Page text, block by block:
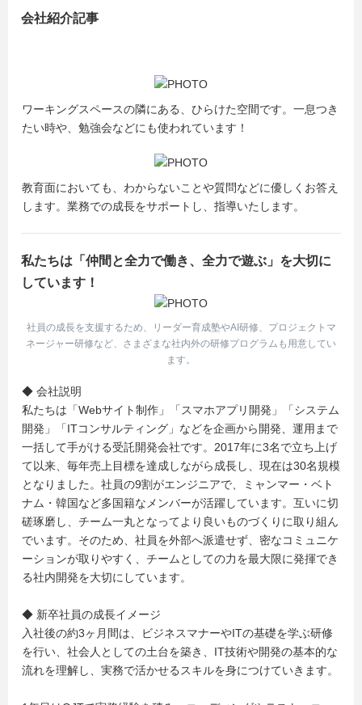
↓
(3) エントリーシート提出
(4) 一次面接
(6) 内定
一次面接を通過された場合、最終面接当日までに
す）
ーーーーーーーーーーーーーーーーーーーーーーーーーー
ーーーーーーーー
● 株式会社やどかり 公式Webサイト
やどかりに興味を持ってくれた方は、こちらをチェック！
↓
https://www.yadokari.tv/
会社紹介記事
ワーキングスペースの隣にある、ひらけた空間です。一息つき
たい時や、勉強会などにも使われています！
教育面においても、わからないことや質問などに優しくお答え
します。業務での成長をサポートし、指導いたします。
私たちは「仲間と全力で働き、全力で遊ぶ」を大切に
しています！
社員の成長を支援するため、リーダー育成塾やAI研修、プロジェクトマ
ネージャー研修など、さまざまな社内外の研修プログラムも用意してい
ます。
◆ 会社説明
私たちは「Webサイト制作」「スマホアプリ開発」「システム
開発」「ITコンサルティング」などを企画から開発、運用まで
一括して手がける受託開発会社です。2017年に3名で立ち上げ
て以来、毎年売上目標を達成しながら成長し、現在は30名規模
となりました。社員の9割がエンジニアで、ミャンマー・ベト
ナム・韓国など多国籍なメンバーが活躍しています。互いに切
磋琢磨し、チーム一丸となってより良いものづくりに取り組ん
でいます。そのため、社員を外部へ派遣せず、密なコミュニケ
ーションが取りやすく、チームとしての力を最大限に発揮でき
る社内開発を大切にしています。
◆ 新卒社員の成長イメージ
入社後の約3ヶ月間は、ビジネスマナーやITの基礎を学ぶ研修
を行い、社会人としての土台を築き、IT技術や開発の基本的な
流れを理解し、実務で活かせるスキルを身につけていきます。